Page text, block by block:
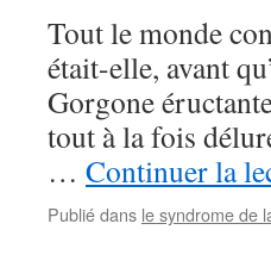
Tout le monde
était-elle, avant
Gorgone
tout à la fois
… Continuer la
Publié dans le syndrome de